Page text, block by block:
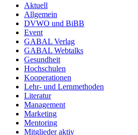
Aktuell
Allgemein
DVWO und BiBB
Event
GABAL Verlag
GABAL Webtalks
Gesundheit
Hochschulen
Kooperationen
Lehr- und Lernmethoden
Literatur
Management
Marketing
Mentoring
Mitglieder aktiv